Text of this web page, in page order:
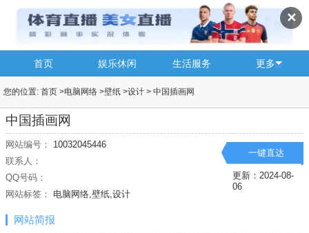
✕
首页 娱乐休闲 生活服务 更多
您的位置: 首页 >电脑网络 >壁纸 >设计 > 中国插画网
中国插画网
网站编号：
10032045446
联系人：
QQ号码：
网站标签：
电脑网络,壁纸,设计
一键直达
更新：2024-08-
06
网站简报